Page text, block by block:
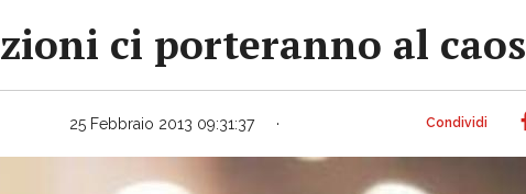
ci porteranno al caos
25 Febbraio 2013 09:31:37